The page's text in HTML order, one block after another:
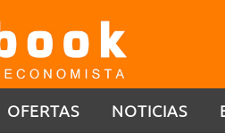
OFERTAS NOTICIAS